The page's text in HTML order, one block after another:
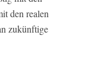
den realen
zukünftige